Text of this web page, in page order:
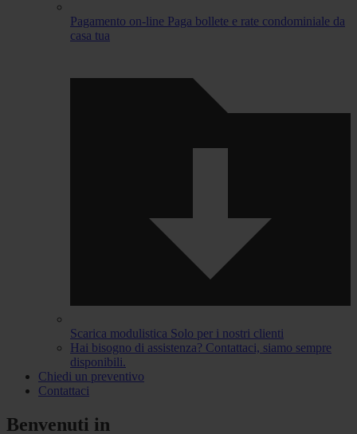
Pagamento on-line Paga bollete e rate condominiale da
casa tua
Scarica modulistica Solo per i nostri clienti
Hai bisogno di assistenza? Contattaci, siamo sempre
disponibili.
Chiedi un preventivo
Contattaci
Benvenuti in